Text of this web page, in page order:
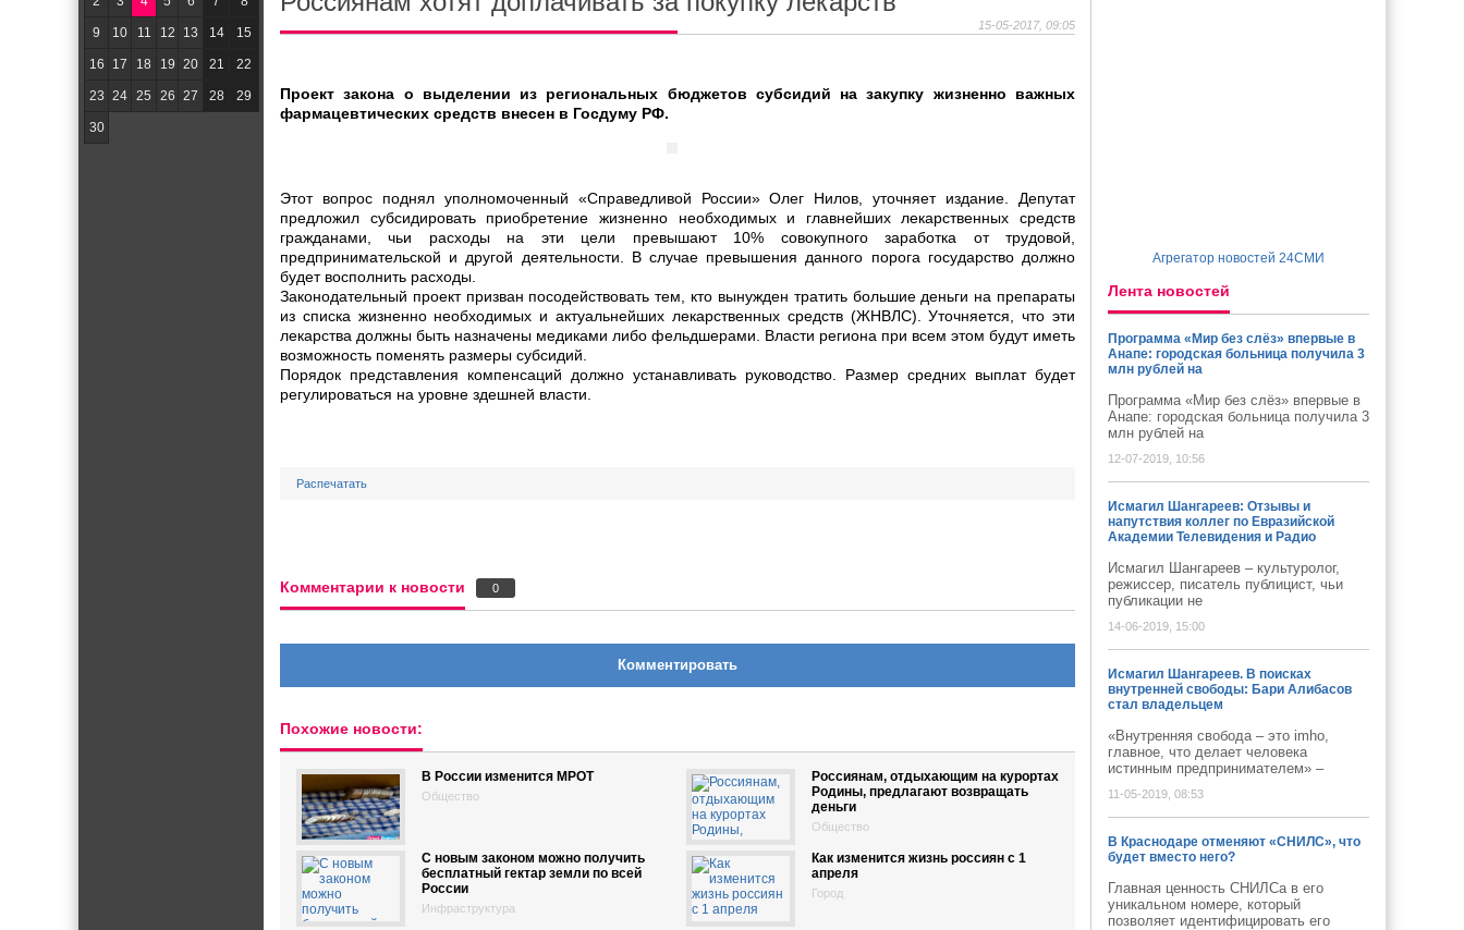
15-05-2017, 09:05
Проект закона о выделении из региональных бюджетов субсидий на закупку жизненно важных
фармацевтических средств внесен в Госдуму РФ.
Этот вопрос поднял уполномоченный «Справедливой России» Олег Нилов, уточняет издание. Депутат
предложил субсидировать приобретение жизненно необходимых и главнейших лекарственных средств
гражданами, чьи расходы на эти цели превышают 10% совокупного заработка от трудовой,
предпринимательской и другой деятельности. В случае превышения данного порога государство должно
будет восполнить расходы.
Законодательный проект призван посодействовать тем, кто вынужден тратить большие деньги на препараты
из списка жизненно необходимых и актуальнейших лекарственных средств (ЖНВЛС). Уточняется, что эти
лекарства должны быть назначены медиками либо фельдшерами. Власти региона при всем этом будут иметь
возможность поменять размеры субсидий.
Порядок представления компенсаций должно устанавливать руководство. Размер средних выплат будет
регулироваться на уровне здешней власти.
Распечатать
Комментарии к новости 0
Комментировать
Похожие новости:
В России изменится МРОТ
Общество
Россиянам, отдыхающим на курортах
Родины, предлагают возвращать
деньги
Общество
С новым законом можно получить
бесплатный гектар земли по всей
России
Инфраструктура
Как изменится жизнь россиян с 1
апреля
Город
9 10 11 12 13 14 15
16 17 18 19 20 21 22
23 24 25 26 27 28 29
30
Агрегатор новостей 24СМИ
Лента новостей
Программа «Мир без слёз» впервые в
Анапе: городская больница получила 3
млн рублей на
Программа «Мир без слёз» впервые в
Анапе: городская больница получила 3
млн рублей на
12-07-2019, 10:56
Исмагил Шангареев: Отзывы и
напутствия коллег по Евразийской
Академии Телевидения и Радио
Исмагил Шангареев – культуролог,
режиссер, писатель публицист, чьи
публикации не
14-06-2019, 15:00
Исмагил Шангареев. В поисках
внутренней свободы: Бари Алибасов
стал владельцем
«Внутренняя свобода – это imho,
главное, что делает человека
истинным предпринимателем» –
11-05-2019, 08:53
В Краснодаре отменяют «СНИЛС», что
будет вместо него?
Главная ценность СНИЛСа в его
уникальном номере, который
позволяет идентифицировать его